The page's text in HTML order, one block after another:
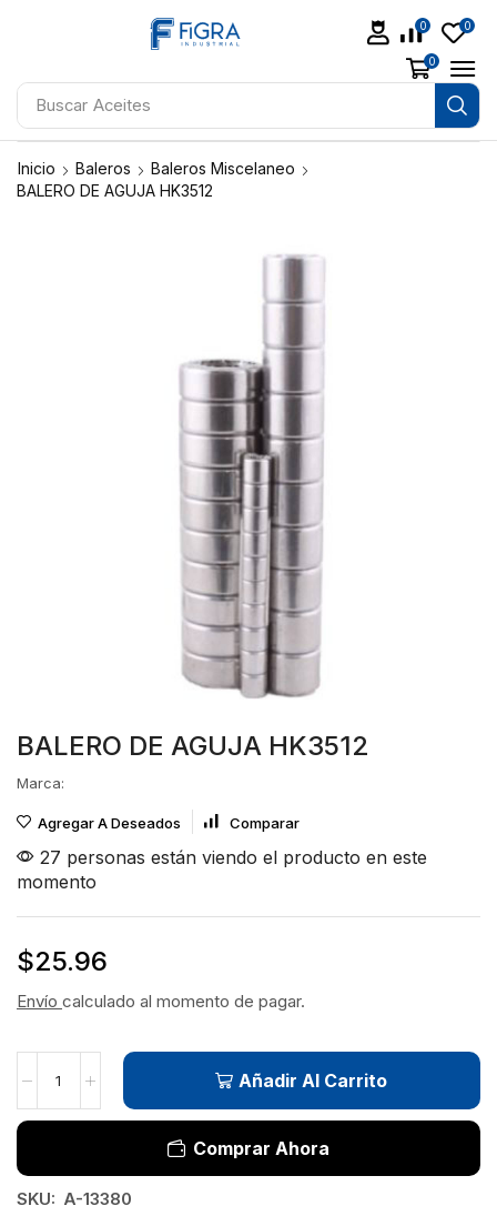
Buscar Aceites
0 0
0
Inicio Baleros
Baleros Miscelaneo
BALERO DE AGUJA HK3512
BALERO DE AGUJA HK3512
Marca:
Agregar A Deseados Comparar
27 personas están viendo el producto en este
momento
$25.96
Envío calculado al momento de pagar.
Añadir Al Carrito
Comprar Ahora
SKU: A-13380